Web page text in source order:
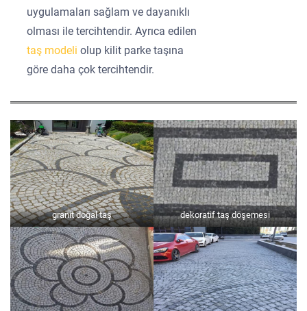
uygulamaları sağlam ve dayanıklı
olması ile tercihtendir. Ayrıca edilen
taş modeliolup kilit parke taşına
göre daha çok tercihtendir.
granit doğal taş dekoratif taş döşemesi